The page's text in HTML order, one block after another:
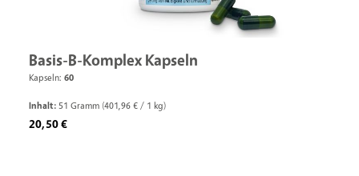
Basis-B-Komplex Kapseln
Kapseln: 60
Inhalt: 51 Gramm (401,96 € / 1 kg)
Regulärer Preis:
20,50 €